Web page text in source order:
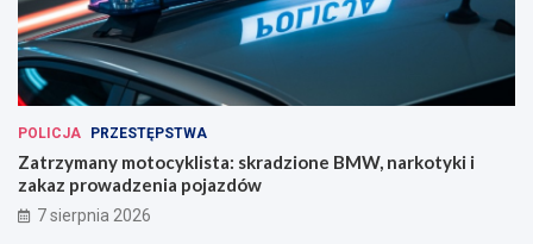
POLICJA PRZESTĘPSTWA
Zatrzymany motocyklista: skradzione BMW, narkotyki i
zakaz prowadzenia pojazdów
7 sierpnia 2026